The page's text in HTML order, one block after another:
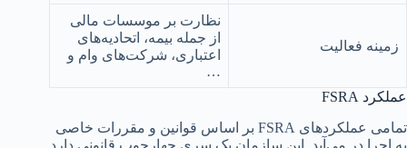
زمینه فعالیت
نظارت بر موسسات مالی
از جمله بیمه، اتحادیه‌های
اعتباری، شرکت‌های وام و
…
عملکرد FSRA
تمامی عملکردهای FSRA بر اساس قوانین و مقررات خاصی
به اجرا در می‌آید. این سازمان یک سری چهارچوب قانونی دارد